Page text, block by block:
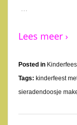
…
Lees meer ›
Posted in
Tags: kinderfeest
sieradendoosje